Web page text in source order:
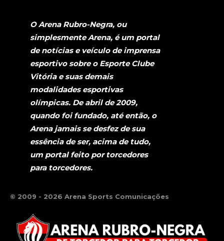
O Arena Rubro-Negra, ou
simplesmente Arena, é um portal
de notícias e veículo de imprensa
esportivo sobre o Esporte Clube
Vitória e suas demais
modalidades esportivas
olímpicas. De abril de 2009,
quando foi fundado, até então, o
Arena jamais se desfez de sua
essência de ser, acima de tudo,
um portal feito por torcedores
para torcedores.
© 2009 - 2026 Arena Sports Comunicações